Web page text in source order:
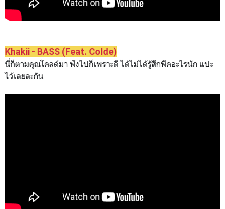
Khakii - BASS (Feat. Colde)
นี่ก็ตามคุณโคลด์มา ฟังไปก็เพราะดี ได้ไม่ได้รู้สึกพีคอะไรนัก แปะ
ไว้เลยละกัน